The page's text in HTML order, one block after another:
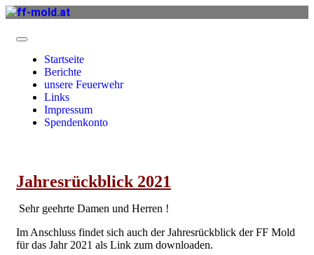
Startseite
Berichte
unsere Feuerwehr
Links
Impressum
Spendenkonto
Jahresrückblick 2021
Sehr geehrte Damen und Herren !
Im Anschluss findet sich auch der Jahresrückblick der FF Mold
für das Jahr 2021 als Link zum downloaden.